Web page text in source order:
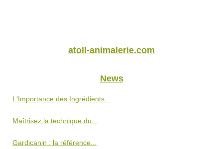
atoll-animalerie.com
News
L'Importance des Ingrédients...
Maîtrisez la technique du...
Gardicanin : la référence...